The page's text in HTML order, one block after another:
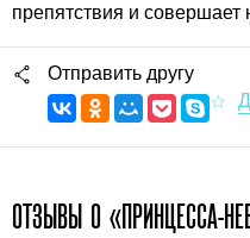
препятствия и совершает
Отправить другу
ОТЗЫВЫ О «ПРИНЦЕССА-